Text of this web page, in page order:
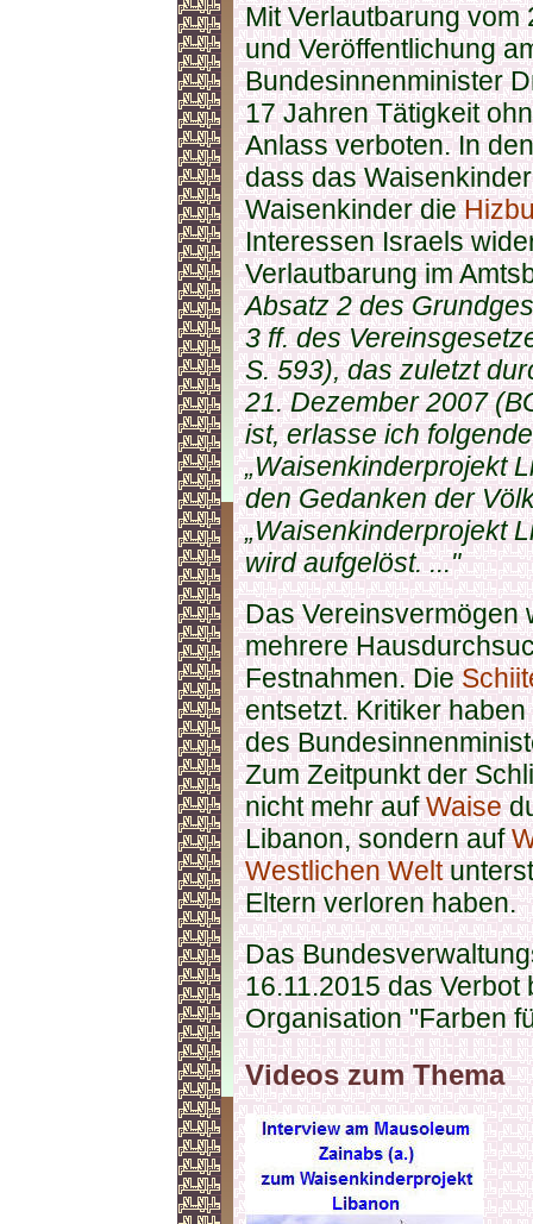
Mit Verlautbarung
und Veröffentlichung
Bundesinnenminister
17 Jahren Tätigkeit
Anlass verboten. In
dass das
Waisenkinder die
Interessen Israels
Verlautbarung im
Absatz 2 des
3 ff. des
S. 593), das zuletzt
21. Dezember 2007
ist, erlasse ich
„Waisenkinderprojekt
den Gedanken der
„Waisenkinderprojekt
wird aufgelöst. ..."
Das Vereinsvermögen
mehrere
Festnahmen. Die
entsetzt. Kritiker
des
Zum Zeitpunkt der
nicht mehr aufWaise
Libanon, sondern auf
Westlichen Welt
Eltern verloren haben.
Das
16.11.2015 das
Organisation "Farben
Videos zum Thema